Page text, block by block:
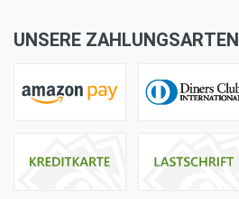
UNSERE ZAHLUNGSARTEN